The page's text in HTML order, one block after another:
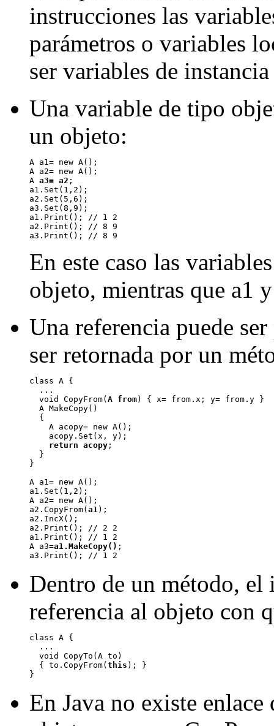
instrucciones las
parámetros o variables
ser variables de
Una variable de tipo
un objeto:
A a1= new A();
A a2= new A();
A a3= a2 ;
a1.Set(1,2);
a2.Set(5,6);
a3.Set(8,9);
a1.Print(); // 1 2
a2.Print(); // 8 9
En este caso las
objeto, mientras que a1
Una referencia puede
ser retornada por un
class A {
  ...
  void CopyFrom(
A from) { x= from.x; y= from.y }
  A MakeCopy()
  {
    A acopy= new A();
    acopy.Set(x, y);
return acopy ;
  }
}
A a1= new A();
a1.Set(1,2);
A a2= new A();
a2.CopyFrom(a1 );
a2.IncX();
a2.Print(); // 2 2
a1.Print(); // 1 2
A a3=a1.MakeCopy() ;
Dentro de un método,
referencia al objeto con
class A {
  ...
  void CopyTo(A to)
  { to.CopyFrom(
this ); }
En Java no existe